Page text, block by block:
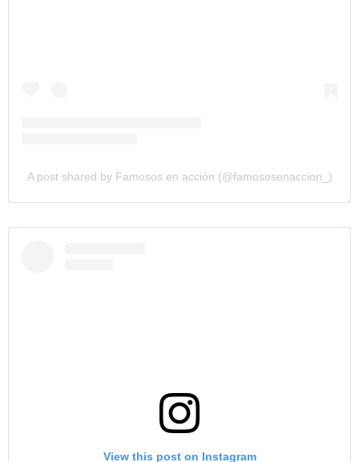
A post shared by Famosos en acción (@famososenaccion_)
View this post on Instagram